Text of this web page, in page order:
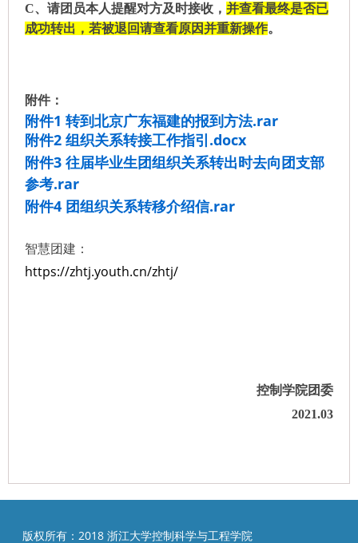
C、 请团员本人提醒对方及时接收， 并查看最终是否已
成功转出 ，若被退回请查看原因并重新操作。
附件：
附件1 转到北京广东福建的报到方法.rar
附件2 组织关系转接工作指引.docx
附件3 往届毕业生团组织关系转出时去向团支部
参考.rar
附件4 团组织关系转移介绍信.rar
智慧团建：
https://zhtj.youth.cn/zhtj/
控制学院团委
2021.03
版权所有：2018 浙江大学控制科学与工程学院